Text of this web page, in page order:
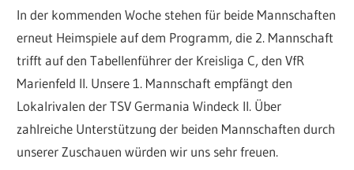
In der kommenden Woche stehen für beide Mannschaften
erneut Heimspiele auf dem Programm, die 2. Mannschaft
trifft auf den Tabellenführer der Kreisliga C, den VfR
Marienfeld II. Unsere 1. Mannschaft empfängt den
Lokalrivalen der TSV Germania Windeck II. Über
zahlreiche Unterstützung der beiden Mannschaften durch
unserer Zuschauen würden wir uns sehr freuen.